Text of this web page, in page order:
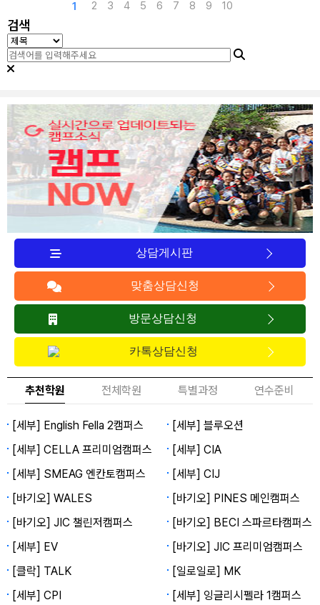
1 2 3 4 5 6 7 8 9 10
검색
상담게시판
맞춤상담신청
방문상담신청
카톡상담신청
추천학원 전체학원 특별과정 연수준비
[세부] English Fella 2캠퍼스
[세부] 블루오션
[세부] CELLA 프리미엄캠퍼스
[세부] CIA
[세부] SMEAG 엔칸토캠퍼스
[세부] CIJ
[바기오] WALES
[바기오] PINES 메인캠퍼스
[바기오] JIC 챌린저캠퍼스
[바기오] BECI 스파르타캠퍼스
[세부] EV
[바기오] JIC 프리미엄캠퍼스
[클락] TALK
[일로일로] MK
[세부] CPI
[세부] 잉글리시펠라 1캠퍼스